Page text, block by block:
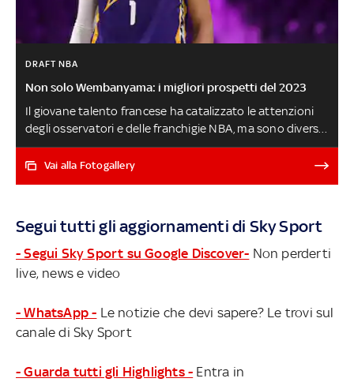
DRAFT NBA
Non solo Wembanyama: i migliori prospetti del 2023
Il giovane talento francese ha catalizzato le attenzioni
degli osservatori e delle franchigie NBA, ma sono diversi i
talenti interessanti da tenere d'occhio in vista del
prossimo Draft (impegnati al college negli USA e non
forza e gli aspetti da migliorare. Nel caso di
Wembanyama in realtà, anche quelli sono davvero
Vai alla Fotogallery
Segui tutti gli aggiornamenti di Sky Sport
- Segui Sky Sport su Google Discover- Non perderti
live, news e video
- WhatsApp - Le notizie che devi sapere? Le trovi sul
canale di Sky Sport
- Guarda tutti gli Highlights - Entra in